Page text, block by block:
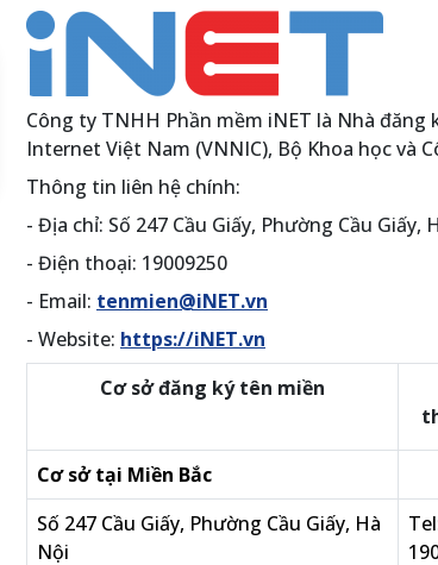
Công ty TNHH Phần mềm iNET là Nhà
Internet Việt Nam (VNNIC), Bộ Khoa học và
Thông tin liên hệ chính:
- Địa chỉ: Số 247 Cầu Giấy, Phường Cầu Giấy,
- Điện thoại: 19009250
- Email: tenmien@iNET.vn
- Website: https://iNET.vn
Cơ sở đăng ký tên miền
Cơ sở tại Miền Bắc
Số 247 Cầu Giấy, Phường Cầu Giấy, Hà
Nội